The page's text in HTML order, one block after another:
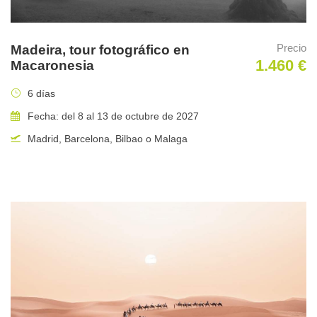
Hotel Tierra de la Reina en Boca de Huérgano (León)
Madeira, tour fotográfico en
Macaronesia
Precio
1.460 €
6 días
Fecha: del 8 al 13 de octubre de 2027
Madrid, Barcelona, Bilbao o Malaga